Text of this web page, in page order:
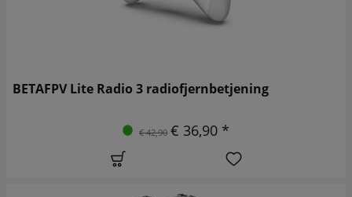
BETAFPV Lite Radio 3 radiofjernbetjening
€ 42,90 € 36,90 *